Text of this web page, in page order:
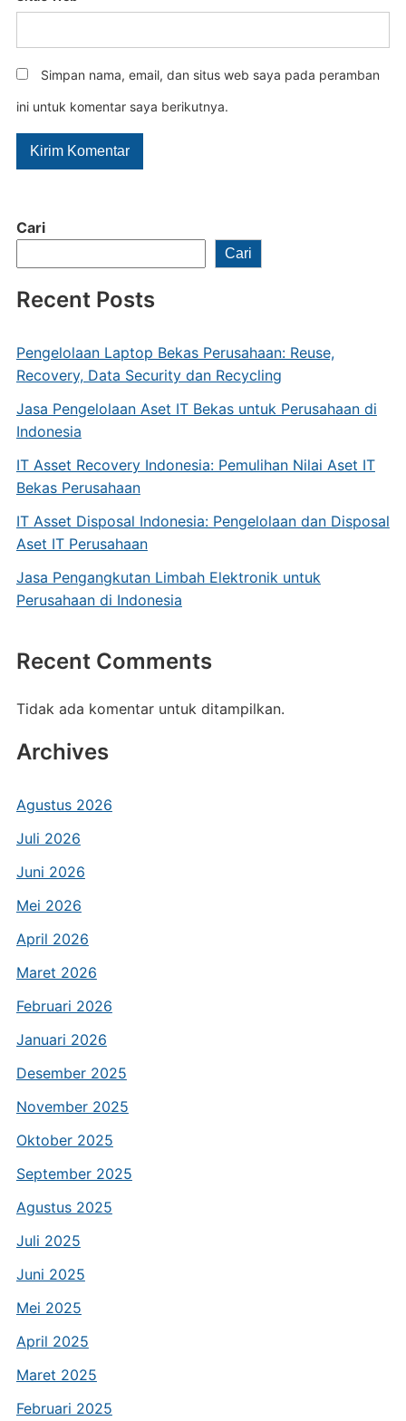
Cari
Cari
Recent Posts
Pengelolaan Laptop Bekas Perusahaan: Reuse,
Recovery, Data Security dan Recycling
Jasa Pengelolaan Aset IT Bekas untuk Perusahaan di
Indonesia
IT Asset Recovery Indonesia: Pemulihan Nilai Aset IT
Bekas Perusahaan
IT Asset Disposal Indonesia: Pengelolaan dan Disposal
Aset IT Perusahaan
Jasa Pengangkutan Limbah Elektronik untuk
Perusahaan di Indonesia
Recent Comments
Tidak ada komentar untuk ditampilkan.
Archives
Agustus 2026
Juli 2026
Juni 2026
Mei 2026
April 2026
Maret 2026
Februari 2026
Januari 2026
Desember 2025
November 2025
Oktober 2025
September 2025
Agustus 2025
Juli 2025
Juni 2025
Mei 2025
April 2025
Maret 2025
Februari 2025
Simpan nama, email, dan situs web saya pada peramban
ini untuk komentar saya berikutnya.